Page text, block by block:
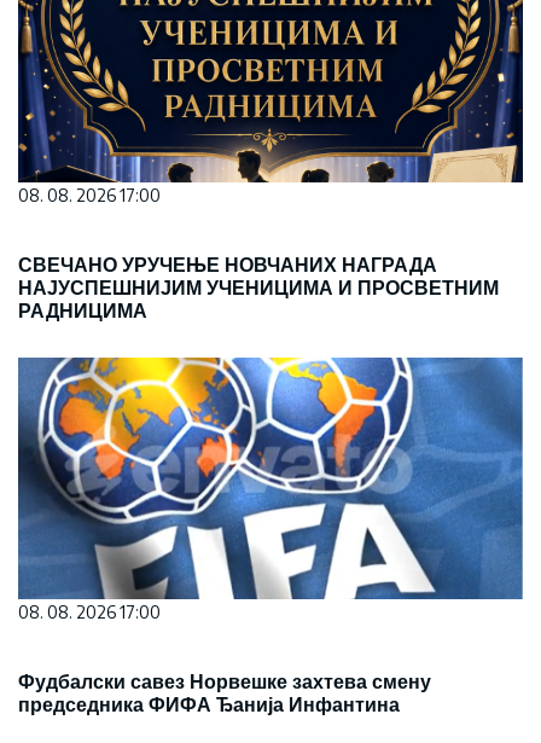
08. 08. 2026 17:00
СВЕЧАНО УРУЧЕЊЕ НОВЧАНИХ НАГРАДА
НАЈУСПЕШНИЈИМ УЧЕНИЦИМА И ПРОСВЕТНИМ
РАДНИЦИМА
08. 08. 2026 17:00
Фудбалски савез Норвешке захтева смену
председника ФИФА Ђанија Инфантина